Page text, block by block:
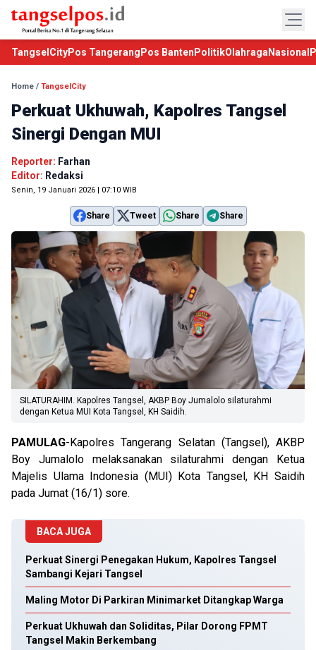
TangselCityPos Tangerang Pos Banten PolitikOlahraga Nasional
Home / TangselCity
Perkuat Ukhuwah, Kapolres Tangsel
Sinergi Dengan MUI
Reporter: Farhan
Editor: Redaksi
Senin, 19 Januari 2026 | 07:10 WIB
Share Tweet Share Share
SILATURAHIM. Kapolres Tangsel, AKBP Boy Jumalolo silaturahmi
dengan Ketua MUI Kota Tangsel, KH Saidih.
PAMULAG-Kapolres Tangerang Selatan (Tangsel), AKBP
Boy Jumalolo melaksanakan silaturahmi dengan Ketua
Majelis Ulama Indonesia (MUI) Kota Tangsel, KH Saidih
pada Jumat (16/1) sore.
BACA JUGA
Perkuat Sinergi Penegakan Hukum, Kapolres Tangsel
Sambangi Kejari Tangsel
Maling Motor Di Parkiran Minimarket Ditangkap Warga
Perkuat Ukhuwah dan Soliditas, Pilar Dorong FPMT
Tangsel Makin Berkembang